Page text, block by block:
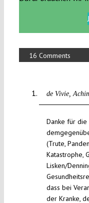
16 Comments
de Vivie,
Danke für die
(Trute,
Katastrophe,
Lisken/
dass bei
der Kranke,